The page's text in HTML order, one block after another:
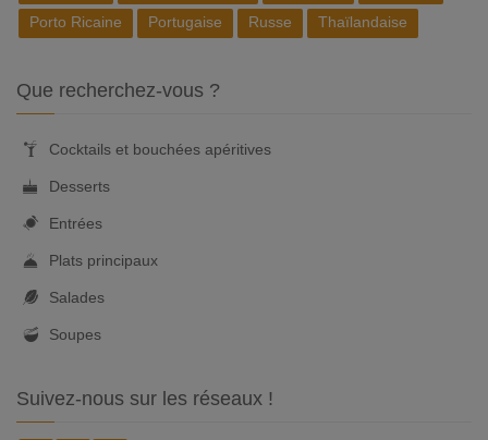
Porto Ricaine
Portugaise Russe Thaïlandaise
Que recherchez-vous ?
Cocktails et bouchées apéritives
Desserts
Entrées
Plats principaux
Salades
Soupes
Suivez-nous sur les réseaux !